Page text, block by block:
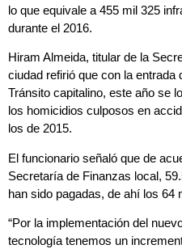
lo que equivale a 455 mil 325
durante el 2016.
Hiram Almeida, titular de la
ciudad refirió que con la entrada
Tránsito capitalino, este año se
los homicidios culposos en
los de 2015.
El funcionario señaló que de
Secretaría de Finanzas local,
han sido pagadas, de ahí los 64
“Por la implementación del
tecnología tenemos un